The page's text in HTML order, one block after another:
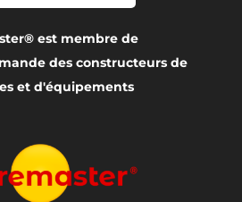
est membre de
des constructeurs de
et d'équipements